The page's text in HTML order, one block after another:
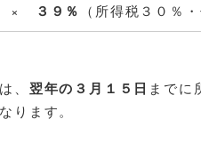
×
３９％ （所得税３０％
、 翌年の３月１５日 までに
ります。